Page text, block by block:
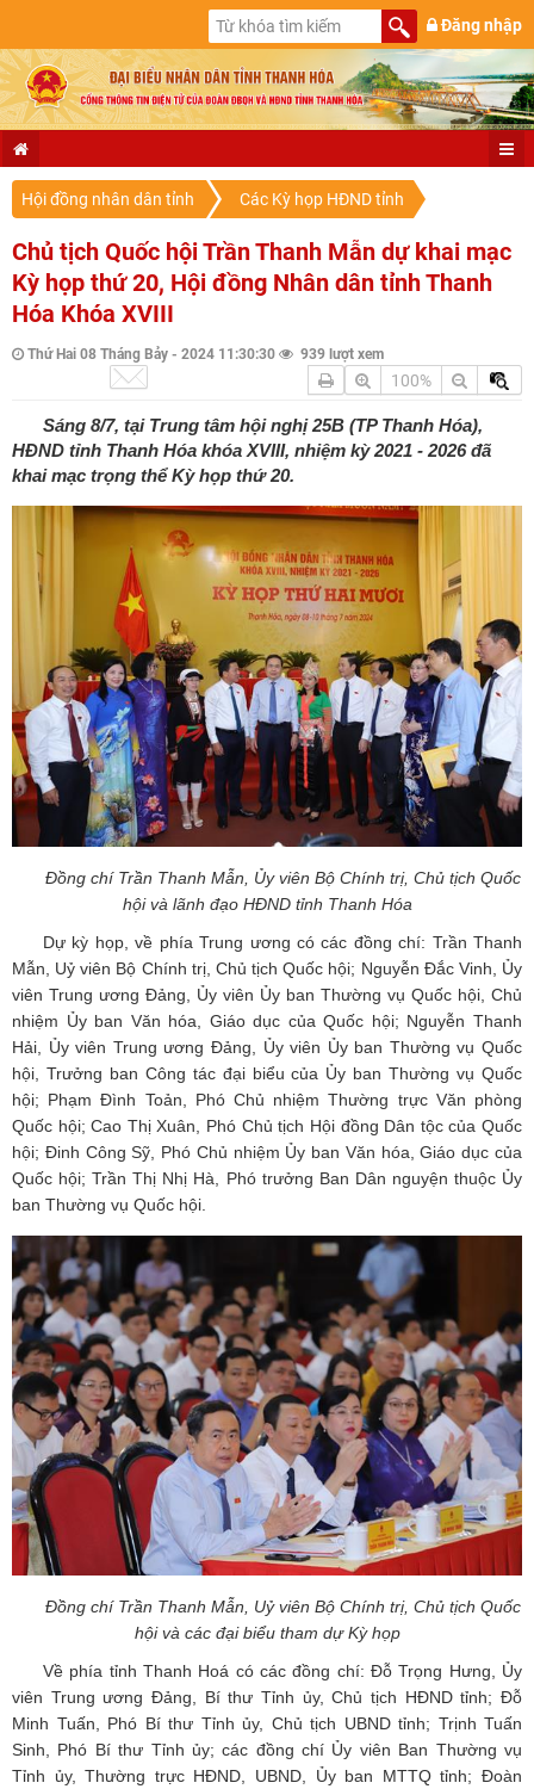
Đăng nhập
Hội đồng nhân dân tỉnh Các Kỳ họp HĐND tỉnh
Chủ tịch Quốc hội Trần Thanh Mẫn dự khai mạc
Kỳ họp thứ 20, Hội đồng Nhân dân tỉnh Thanh
Hóa Khóa XVIII
Thứ Hai 08 Tháng Bảy - 2024 11:30:30 939 lượt xem
100%
Sáng 8/7, tại Trung tâm hội nghị 25B (TP Thanh Hóa),
HĐND tỉnh Thanh Hóa khóa XVIII, nhiệm kỳ 2021 - 2026 đã
khai mạc trọng thể Kỳ họp thứ 20.
Đồng chí Trần Thanh Mẫn, Ủy viên Bộ Chính trị, Chủ tịch Quốc
hội và lãnh đạo HĐND tỉnh Thanh Hóa
Dự kỳ họp, về phía Trung ương có các đồng chí: Trần Thanh
Mẫn, Uỷ viên Bộ Chính trị, Chủ tịch Quốc hội; Nguyễn Đắc Vinh, Ủy
viên Trung ương Đảng, Ủy viên Ủy ban Thường vụ Quốc hội, Chủ
nhiệm Ủy ban Văn hóa, Giáo dục của Quốc hội; Nguyễn Thanh
Hải, Ủy viên Trung ương Đảng, Ủy viên Ủy ban Thường vụ Quốc
hội, Trưởng ban Công tác đại biểu của Ủy ban Thường vụ Quốc
hội; Phạm Đình Toản, Phó Chủ nhiệm Thường trực Văn phòng
Quốc hội; Cao Thị Xuân, Phó Chủ tịch Hội đồng Dân tộc của Quốc
hội; Đinh Công Sỹ, Phó Chủ nhiệm Ủy ban Văn hóa, Giáo dục của
Quốc hội; Trần Thị Nhị Hà, Phó trưởng Ban Dân nguyện thuộc Ủy
ban Thường vụ Quốc hội.
Đồng chí Trần Thanh Mẫn, Uỷ viên Bộ Chính trị, Chủ tịch Quốc
hội và các đại biểu tham dự Kỳ họp
Về phía tỉnh Thanh Hoá có các đồng chí: Đỗ Trọng Hưng, Ủy
viên Trung ương Đảng, Bí thư Tỉnh ủy, Chủ tịch HĐND tỉnh; Đỗ
Minh Tuấn, Phó Bí thư Tỉnh ủy, Chủ tịch UBND tỉnh; Trịnh Tuấn
Sinh, Phó Bí thư Tỉnh ủy; các đồng chí Ủy viên Ban Thường vụ
Tỉnh ủy, Thường trực HĐND, UBND, Ủy ban MTTQ tỉnh; Đoàn